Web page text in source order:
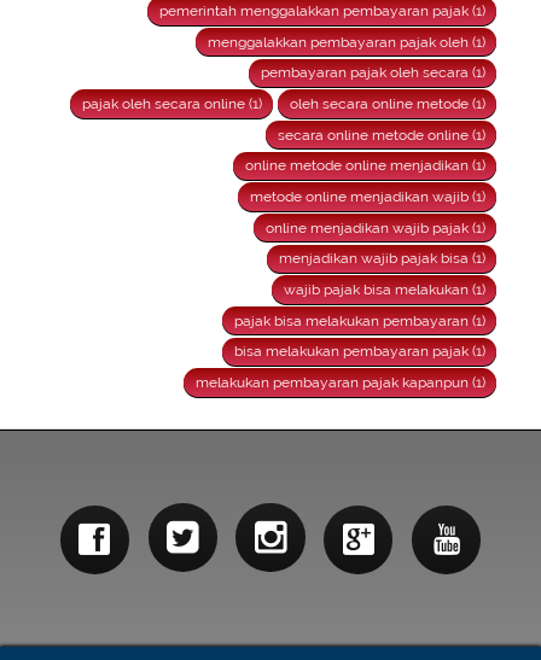
pemerintah menggalakkan pembayaran pajak (1)
menggalakkan pembayaran pajak oleh (1)
pembayaran pajak oleh secara (1)
pajak oleh secara online (1)
oleh secara online metode (1)
secara online metode online (1)
online metode online menjadikan (1)
metode online menjadikan wajib (1)
online menjadikan wajib pajak (1)
menjadikan wajib pajak bisa (1)
wajib pajak bisa melakukan (1)
pajak bisa melakukan pembayaran (1)
bisa melakukan pembayaran pajak (1)
melakukan pembayaran pajak kapanpun (1)